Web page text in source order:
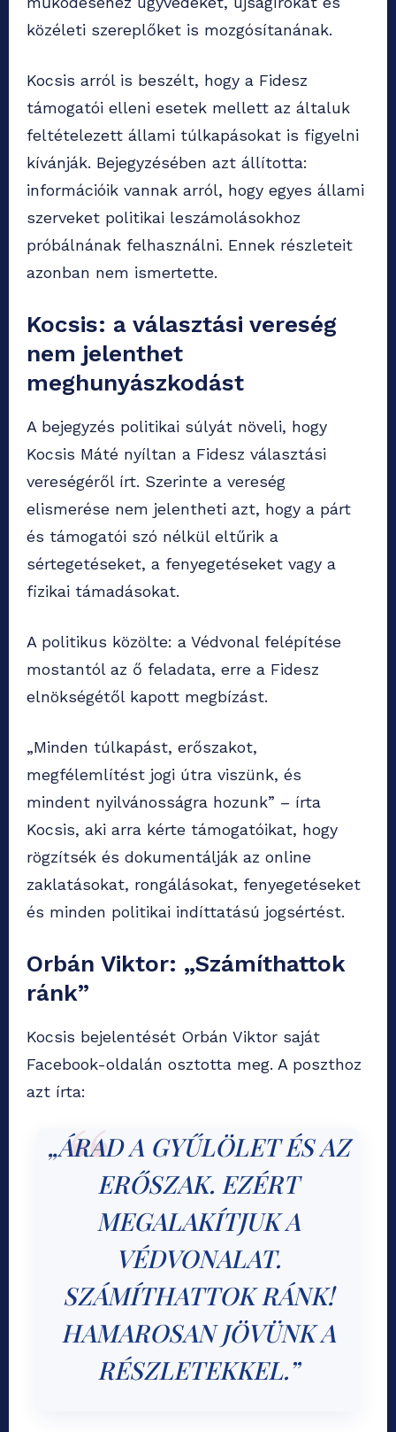
közéleti szereplőket is mozgósítanának.
Kocsis arról is beszélt, hogy a Fidesz
támogatói elleni esetek mellett az általuk
feltételezett állami túlkapásokat is figyelni
kívánják. Bejegyzésében azt állította:
információik vannak arról, hogy egyes állami
szerveket politikai leszámolásokhoz
próbálnának felhasználni. Ennek részleteit
azonban nem ismertette.
Kocsis: a választási vereség
nem jelenthet
meghunyászkodást
A bejegyzés politikai súlyát növeli, hogy
Kocsis Máté nyíltan a Fidesz választási
vereségéről írt. Szerinte a vereség
elismerése nem jelentheti azt, hogy a párt
és támogatói szó nélkül eltűrik a
sértegetéseket, a fenyegetéseket vagy a
fizikai támadásokat.
A politikus közölte: a Védvonal felépítése
mostantól az ő feladata, erre a Fidesz
elnökségétől kapott megbízást.
„Minden túlkapást, erőszakot,
megfélemlítést jogi útra viszünk, és
mindent nyilvánosságra hozunk” – írta
Kocsis, aki arra kérte támogatóikat, hogy
rögzítsék és dokumentálják az online
zaklatásokat, rongálásokat, fenyegetéseket
és minden politikai indíttatású jogsértést.
Orbán Viktor: „Számíthattok
ránk”
Kocsis bejelentését Orbán Viktor saját
Facebook-oldalán osztotta meg. A poszthoz
azt írta:
„ÁRAD A GYŰLÖLET ÉS AZ
ERŐSZAK. EZÉRT
MEGALAKÍTJUK A
VÉDVONALAT.
SZÁMÍTHATTOK RÁNK!
HAMAROSAN JÖVÜNK A
RÉSZLETEKKEL.”